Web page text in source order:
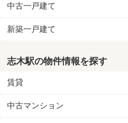
中古一戸建て
新築一戸建て
志木駅の物件情報を探す
賃貸
中古マンション